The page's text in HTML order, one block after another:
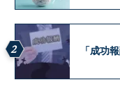
2 「成功